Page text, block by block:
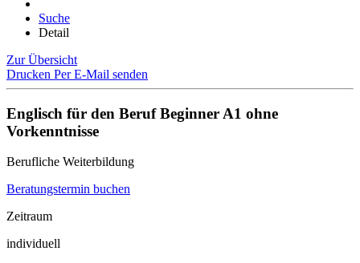
Suche
Detail
Zur Übersicht
Drucken Per E-Mail senden
Englisch für den Beruf Beginner A1 ohne
Vorkenntnisse
Berufliche Weiterbildung
Beratungstermin buchen
Zeitraum
individuell